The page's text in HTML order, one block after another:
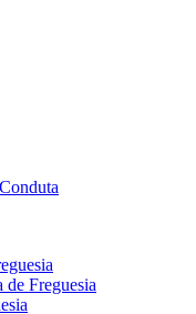
de Freguesia